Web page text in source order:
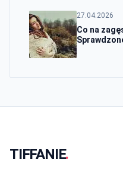
27.04.2026
Co na
TIFFANIE.